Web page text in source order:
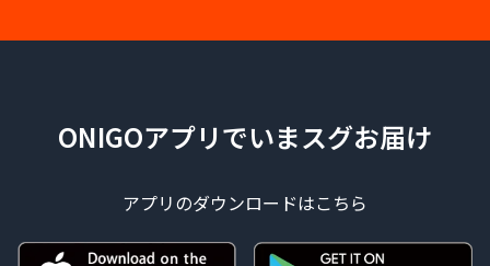
ONIGOアプリでいまスグお届け
アプリのダウンロードはこちら